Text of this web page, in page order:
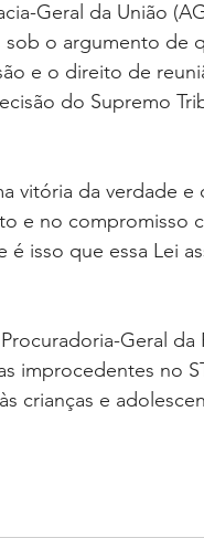
Geral da União
o argumento de
e o direito de
do Supremo
vitória da verdade e
e no compromisso
é isso que essa Lei
Geral da
improcedentes no
crianças e